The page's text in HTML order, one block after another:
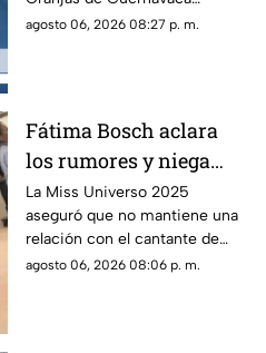
terminó en una movilización
agosto 06, 2026 08:27 p. m.
Fátima Bosch aclara
los rumores y niega
tener un romance con
Natanael Cano
La Miss Universo 2025
aseguró que no mantiene una
relación con el cantante de
corridos tumbados.
agosto 06, 2026 08:06 p. m.